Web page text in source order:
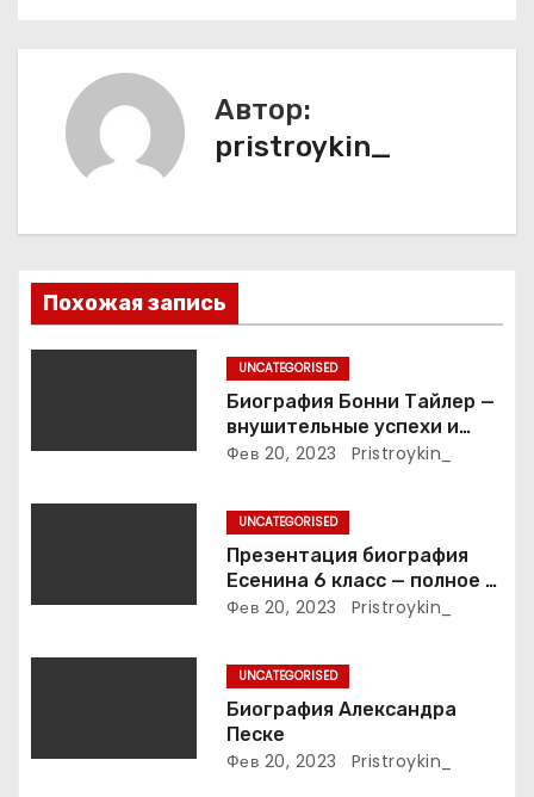
я
п
о
Автор:
pristroykin_
Похожая запись
UNCATEGORISED
Биография Бонни Тайлер —
внушительные успехи и
интимные подробности
Фев 20, 2023 Pristroykin_
UNCATEGORISED
Презентация биография
Есенина 6 класс — полное и
подробное описание жизни
Фев 20, 2023 Pristroykin_
UNCATEGORISED
Биография Александра
Песке
Фев 20, 2023 Pristroykin_